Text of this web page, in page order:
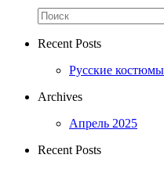
Recent Posts
Русские костюмы
Archives
Апрель 2025
Recent Posts